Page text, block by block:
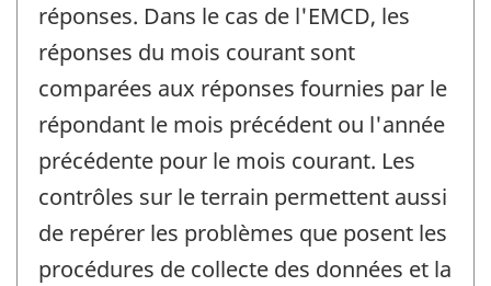
réponses. Dans le cas de l'EMCD, les
réponses du mois courant sont
comparées aux réponses fournies par le
répondant le mois précédent ou l'année
précédente pour le mois courant. Les
contrôles sur le terrain permettent aussi
de repérer les problèmes que posent les
procédures de collecte des données et la